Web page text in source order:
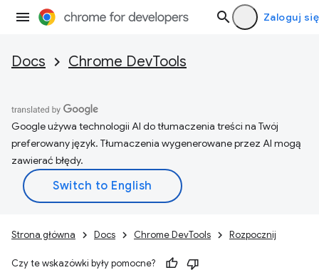
Zaloguj się
Docs Chrome DevTools
Google używa technologii AI do tłumaczenia treści na Twój
preferowany język. Tłumaczenia wygenerowane przez AI mogą
zawierać błędy.
Strona główna Docs Chrome DevTools Rozpocznij
Czy te wskazówki były pomocne?